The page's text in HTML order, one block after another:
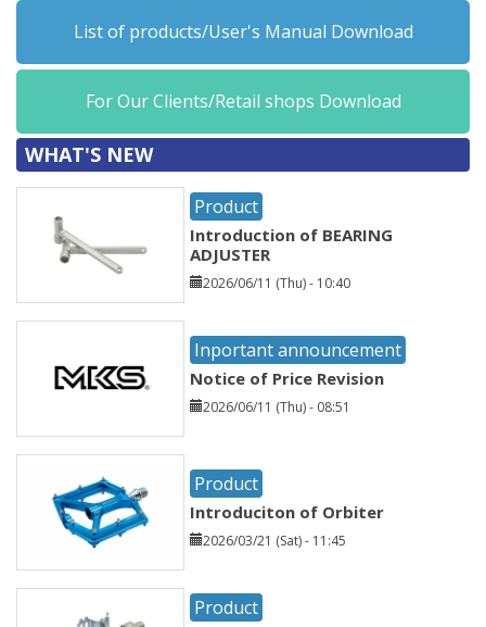
List of products/User's Manual Download
For Our Clients/Retail shops Download
WHAT'S NEW
Product
Introduction of BEARING
ADJUSTER
2026/06/11 (Thu) - 10:40
Inportant announcement
Notice of Price Revision
2026/06/11 (Thu) - 08:51
Product
Introduciton of Orbiter
2026/03/21 (Sat) - 11:45
Product